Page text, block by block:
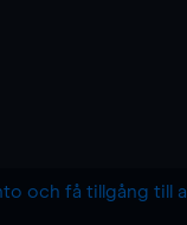
och få tillgång till